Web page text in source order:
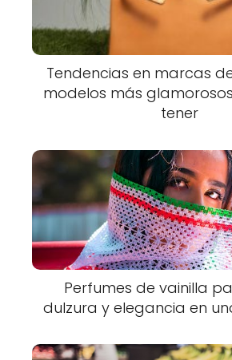
Tendencias en marcas
modelos más
tener
Perfumes de vainilla
dulzura y elegancia en